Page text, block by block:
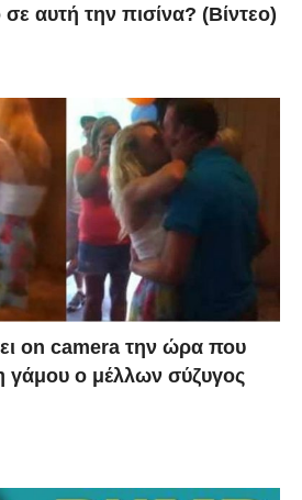
αυτή την πισίνα? (Βίντεο)
on camera την ώρα που
γάμου ο μέλλων σύζυγος